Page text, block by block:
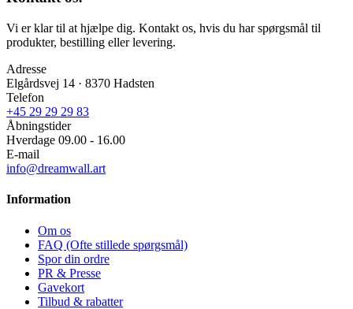
Vi er klar til at hjælpe dig. Kontakt os, hvis du har spørgsmål til
produkter, bestilling eller levering.
Adresse
Elgårdsvej 14 · 8370 Hadsten
Telefon
+45 29 29 29 83
Åbningstider
Hverdage 09.00 - 16.00
E-mail
info@dreamwall.art
Information
Om os
FAQ (Ofte stillede spørgsmål)
Spor din ordre
PR & Presse
Gavekort
Tilbud & rabatter